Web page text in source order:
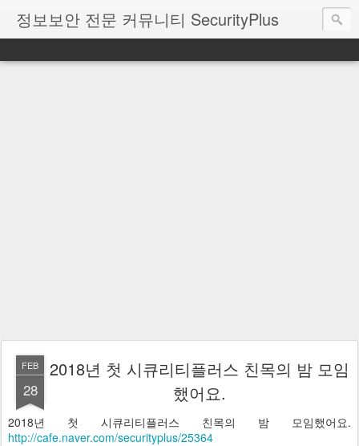
정보보안 전문 커뮤니티 SecurityPlus
FEB
28
2018년 첫 시큐리티플러스 친목의 밤 모임
했어요.
2018년 첫 시큐리티플러스 친목의 밤 모임했어요.
http://cafe.naver.com/securityplus/25364